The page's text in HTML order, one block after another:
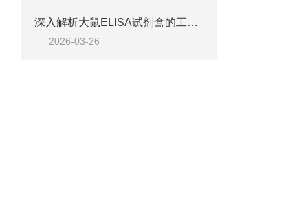
深入解析大鼠ELISA试剂盒的工作原理、类型与核心试剂
2026-03-26